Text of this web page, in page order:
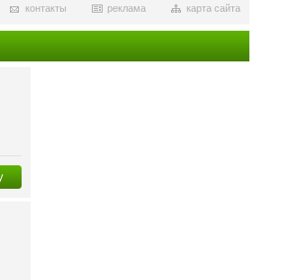
карта сайта
реклама
контакты